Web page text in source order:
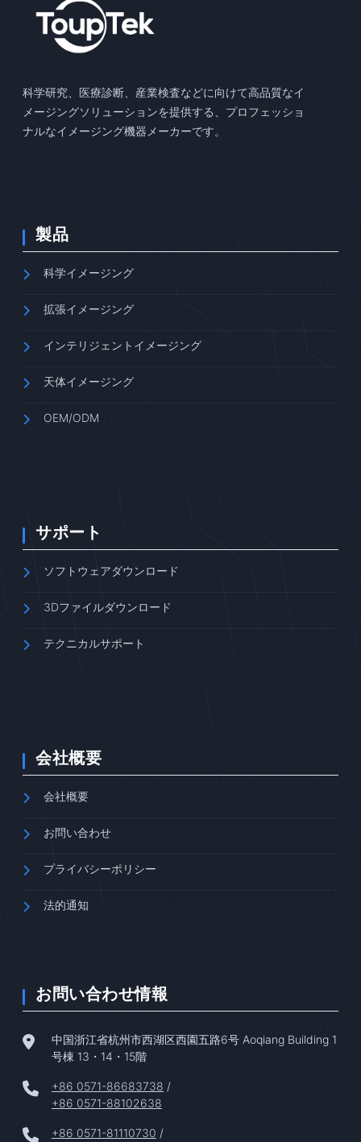
科学研究、医療診断、産業検査などに向けて高品質なイ
メージングソリューションを提供する、プロフェッショ
ナルなイメージング機器メーカーです。
製品
科学イメージング
拡張イメージング
インテリジェントイメージング
天体イメージング
OEM/ODM
サポート
ソフトウェアダウンロード
3Dファイルダウンロード
テクニカルサポート
会社概要
会社概要
お問い合わせ
プライバシーポリシー
法的通知
お問い合わせ情報
中国浙江省杭州市西湖区西園五路6号 Aoqiang Building 1
号棟 13・14・15階
+86 0571-86683738 /
+86 0571-88102638
+86 0571-81110730 /